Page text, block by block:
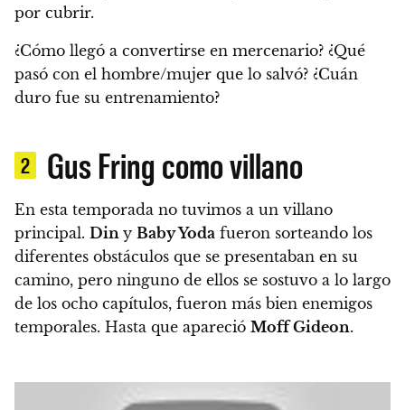
por cubrir.
¿Cómo llegó a convertirse en mercenario? ¿Qué
pasó con el hombre/mujer que lo salvó? ¿Cuán
duro fue su entrenamiento?
2 Gus Fring como villano
En esta temporada no tuvimos a un villano
principal. Din y Baby Yoda fueron sorteando los
diferentes obstáculos que se presentaban en su
camino, pero ninguno de ellos se sostuvo a lo largo
de los ocho capítulos, fueron más bien enemigos
temporales. Hasta que apareció Moff Gideon.